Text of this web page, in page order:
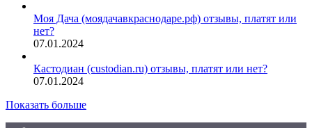
Моя Дача (моядачавкраснодаре.рф) отзывы, платят или
нет?
07.01.2024
Кастодиан (custodian.ru) отзывы, платят или нет?
07.01.2024
Показать больше